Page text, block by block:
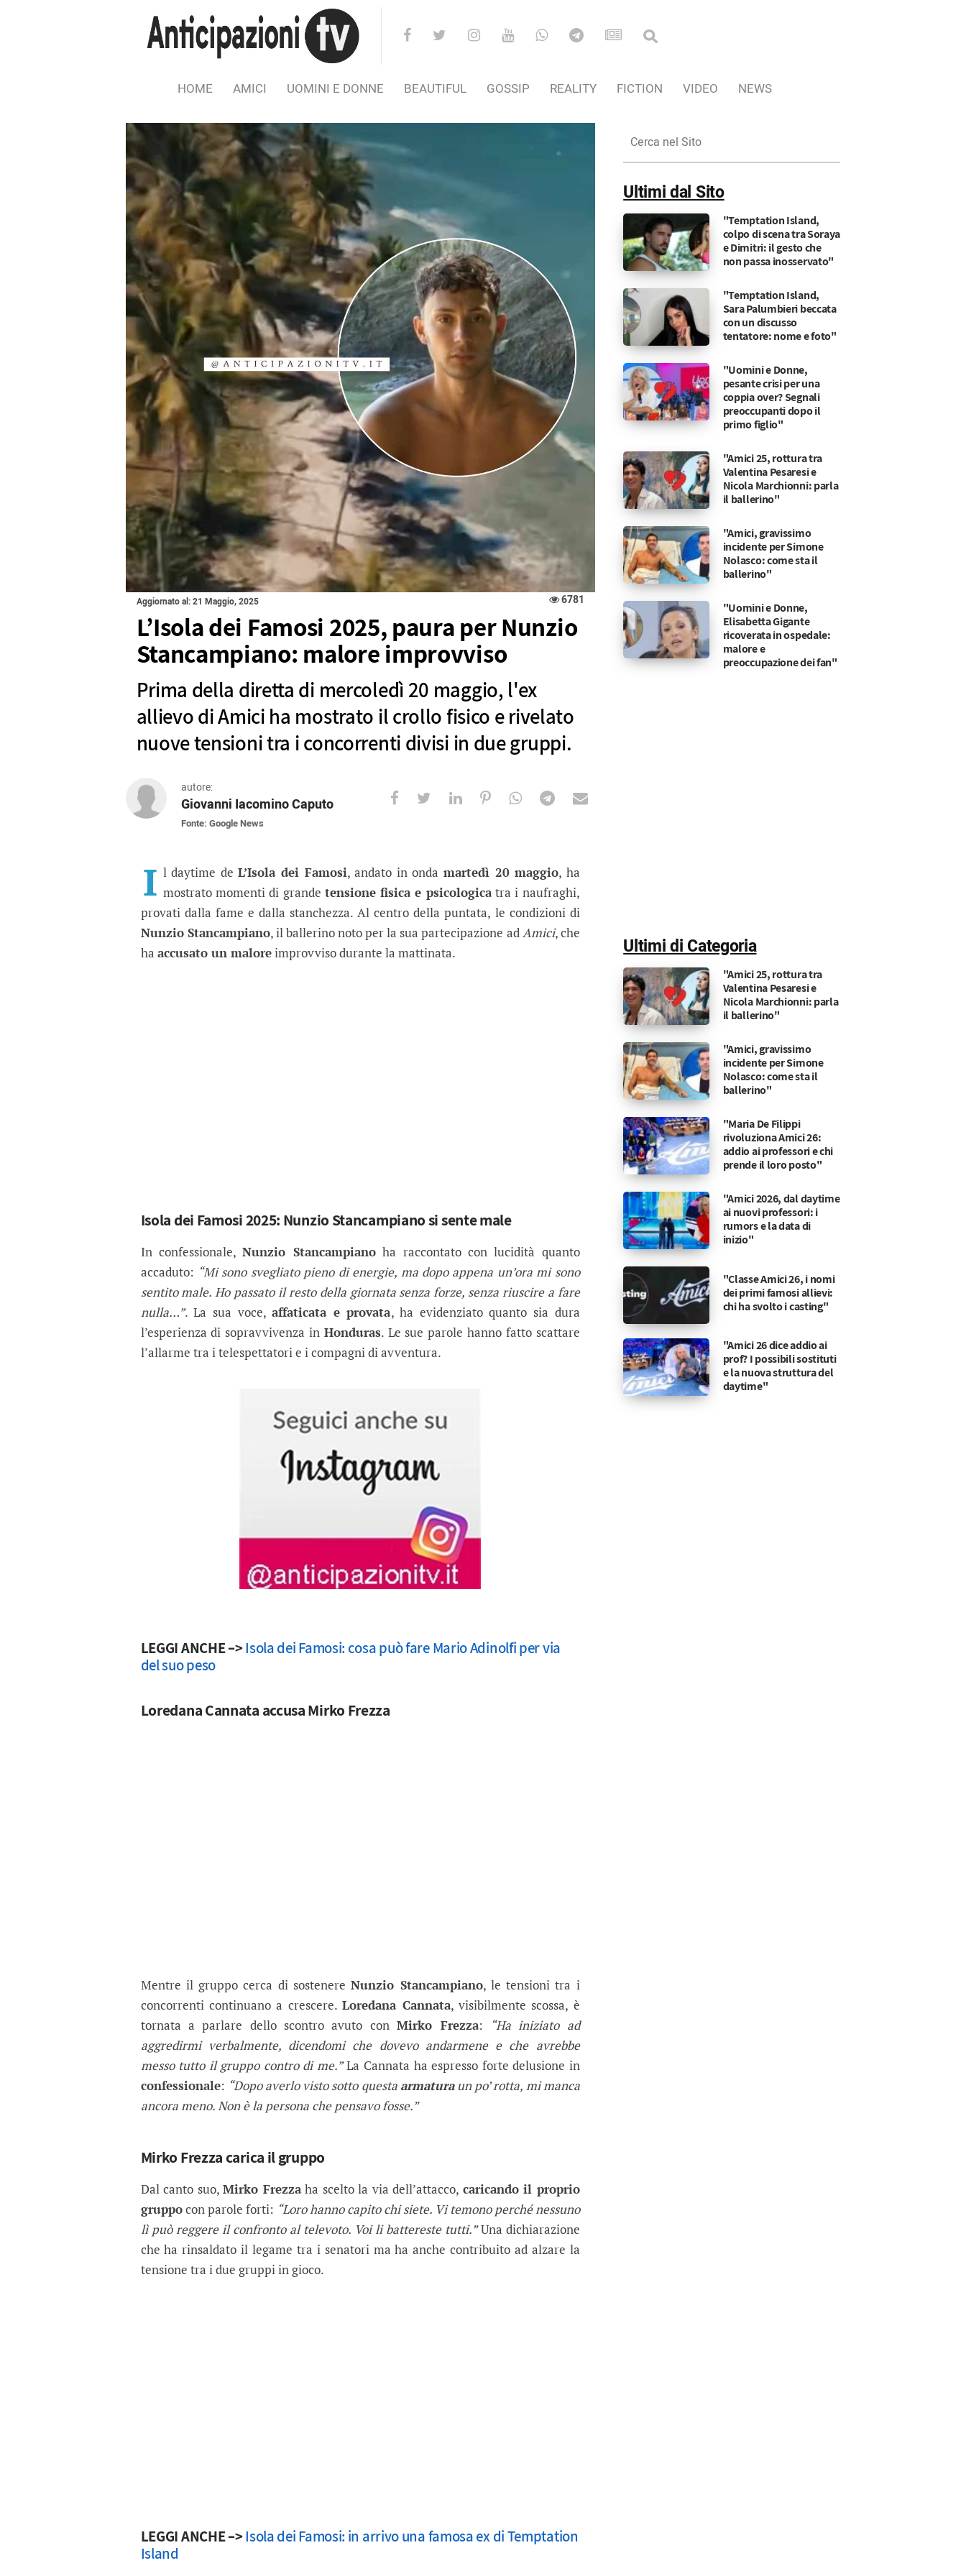
HOME AMICI UOMINI E DONNE BEAUTIFUL GOSSIP REALITY FICTION VIDEO NEWS
Aggiornato al: 21 Maggio, 2025 6781
L’Isola dei Famosi 2025, paura per Nunzio
Stancampiano: malore improvviso
Prima della diretta di mercoledì 20 maggio, l'ex
allievo di Amici ha mostrato il crollo fisico e rivelato
nuove tensioni tra i concorrenti divisi in due gruppi.
autore:
Giovanni Iacomino Caputo
Fonte: Google News
L’Isola dei Famosi 2025, paura per Nunzio Stancampiano: malore improvviso
I l daytime deL’Isola dei Famosi, andato in onda martedì 20 maggio, ha
mostrato momenti di grande tensione fisica e psicologicatra i naufraghi,
provati dalla fame e dalla stanchezza. Al centro della puntata, le condizioni di
Nunzio Stancampiano, il ballerino noto per la sua partecipazione ad Amici, che
ha accusato un maloreimprovviso durante la mattinata.
Isola dei Famosi 2025: Nunzio Stancampiano si sente male
In confessionale,Nunzio Stancampianoha raccontato con lucidità quanto
accaduto: “Mi sono svegliato pieno di energie, ma dopo appena un’ora mi sono
sentito male. Ho passato il resto della giornata senza forze, senza riuscire a fare
nulla…”. La sua voce,affaticata e provata, ha evidenziato quanto sia dura
l’esperienza di sopravvivenza in Honduras. Le sue parole hanno fatto scattare
l’allarme tra i telespettatori e i compagni di avventura.
LEGGI ANCHE –>Isola dei Famosi: cosa può fare Mario Adinolfi per via
del suo peso
Loredana Cannata accusa Mirko Frezza
Mentre il gruppo cerca di sostenereNunzio Stancampiano, le tensioni tra i
concorrenti continuano a crescere.Loredana Cannata, visibilmente scossa, è
tornata a parlare dello scontro avuto conMirko Frezza:
“Ha iniziato ad
aggredirmi verbalmente, dicendomi che dovevo andarmene e che avrebbe
messo tutto il gruppo contro di me.”La Cannata ha espresso forte delusione in
confessionale: “Dopo averlo visto sotto questa armaturaun po’ rotta, mi manca
ancora meno. Non è la persona che pensavo fosse.”
Mirko Frezza carica il gruppo
Dal canto suo,Mirko Frezzaha scelto la via dell’attacco, caricando il proprio
gruppocon parole forti: “Loro hanno capito chi siete. Vi temono perché nessuno
lì può reggere il confronto al televoto. Voi li battereste tutti.”Una dichiarazione
che ha rinsaldato il legame tra i senatori ma ha anche contribuito ad alzare la
tensione tra i due gruppi in gioco.
LEGGI ANCHE –>Isola dei Famosi: in arrivo una famosa ex di Temptation
Island
nel
Sito
Ultimi dal Sito
"Temptation Island,
colpo di scena tra Soraya
e Dimitri: il gesto che
non passa inosservato"
"Temptation Island,
Sara Palumbieri beccata
con un discusso
tentatore: nome e foto"
"Uomini e Donne,
pesante crisi per una
coppia over? Segnali
preoccupanti dopo il
primo figlio"
"Amici 25, rottura tra
Valentina Pesaresi e
Nicola Marchionni: parla
il ballerino"
"Amici, gravissimo
incidente per Simone
Nolasco: come sta il
ballerino"
"Uomini e Donne,
Elisabetta Gigante
ricoverata in ospedale:
malore e
preoccupazione dei fan"
Ultimi di Categoria
"Amici 25, rottura tra
Valentina Pesaresi e
Nicola Marchionni: parla
il ballerino"
"Amici, gravissimo
incidente per Simone
Nolasco: come sta il
ballerino"
"Maria De Filippi
rivoluziona Amici 26:
addio ai professori e chi
prende il loro posto"
"Amici 2026, dal daytime
ai nuovi professori: i
rumors e la data di
inizio"
"Classe Amici 26, i nomi
dei primi famosi allievi:
chi ha svolto i casting"
"Amici 26 dice addio ai
prof? I possibili sostituti
e la nuova struttura del
daytime"